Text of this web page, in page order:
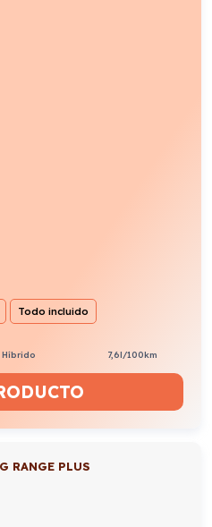
Todo incluido
Híbrido 7,6l/100km
RANGE PLUS